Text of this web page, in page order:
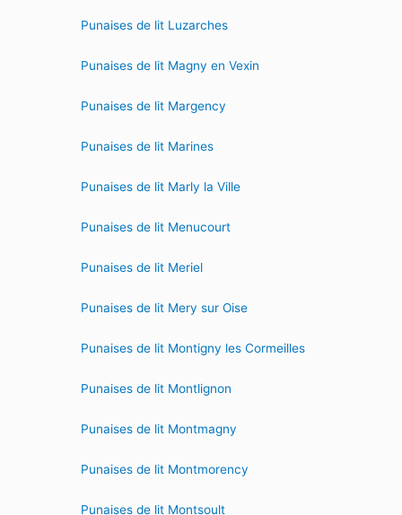
Punaises de lit Luzarches
Punaises de lit Magny en Vexin
Punaises de lit Margency
Punaises de lit Marines
Punaises de lit Marly la Ville
Punaises de lit Menucourt
Punaises de lit Meriel
Punaises de lit Mery sur Oise
Punaises de lit Montigny les Cormeilles
Punaises de lit Montlignon
Punaises de lit Montmagny
Punaises de lit Montmorency
Punaises de lit Montsoult